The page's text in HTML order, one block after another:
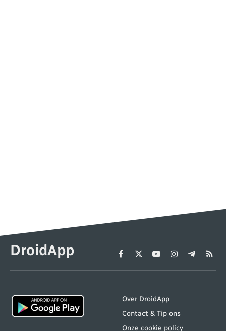
DroidApp Facebook
X
(Twitter)
YouTubeInstagram
Telegram
RSS
Over DroidApp
Contact & Tip ons
Onze cookie policy